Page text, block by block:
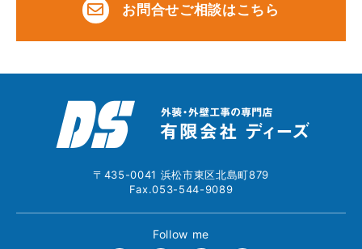
お問合せご相談はこちら
〒435-0041 浜松市東区北島町879
Fax.053-544-9089
Follow me